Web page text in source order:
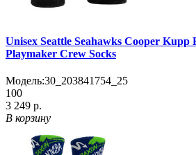
Unisex Seattle Seahawks Cooper Kupp
Playmaker Crew Socks
Модель:30_203841754_25
100
3 249 р.
В корзину